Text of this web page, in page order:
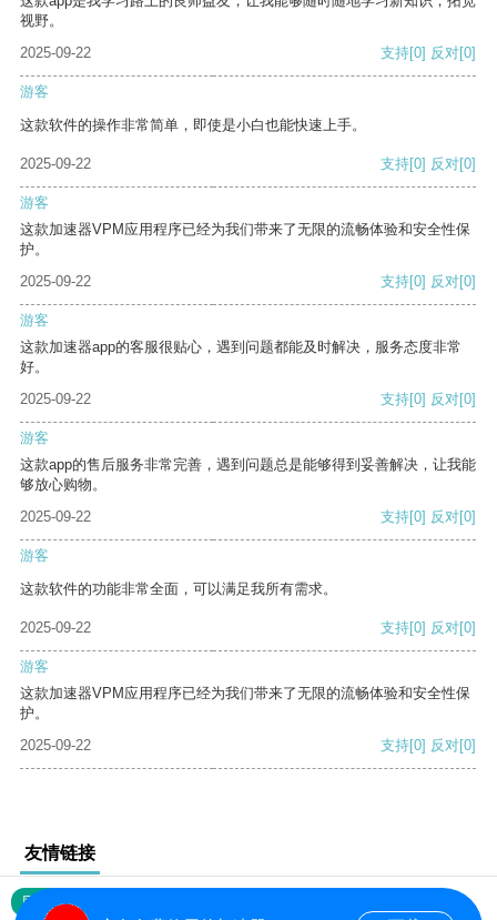
视野。
2025-09-22
支持[0] 反对[0]
游客
这款软件的操作非常简单，即使是小白也能快速上手。
2025-09-22 支持[0] 反对[0]
游客
这款加速器VPM应用程序已经为我们带来了无限的流畅体验和安全性保
护。
2025-09-22
支持[0] 反对[0]
游客
这款加速器app的客服很贴心，遇到问题都能及时解决，服务态度非常
好。
2025-09-22
支持[0] 反对[0]
游客
这款app的售后服务非常完善，遇到问题总是能够得到妥善解决，让我能
够放心购物。
2025-09-22
支持[0] 反对[0]
游客
这款软件的功能非常全面，可以满足我所有需求。
2025-09-22 支持[0] 反对[0]
游客
这款加速器VPM应用程序已经为我们带来了无限的流畅体验和安全性保
护。
2025-09-22
支持[0] 反对[0]
友情链接
网站地图